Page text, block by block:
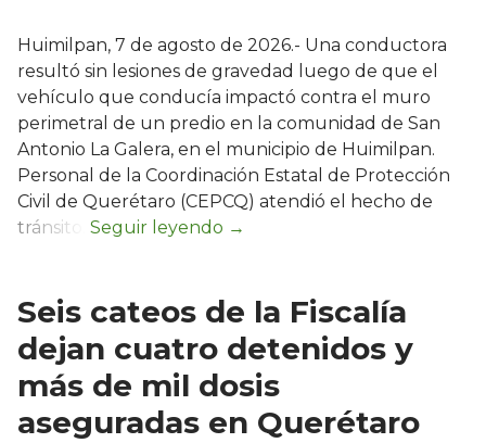
Huimilpan, 7 de agosto de 2026.- Una conductora
resultó sin lesiones de gravedad luego de que el
vehículo que conducía impactó contra el muro
perimetral de un predio en la comunidad de San
Antonio La Galera, en el municipio de Huimilpan.
Personal de la Coordinación Estatal de Protección
Civil de Querétaro (CEPCQ) atendió el hecho de
tránsito.
Seis cateos de la Fiscalía
dejan cuatro detenidos y
más de mil dosis
aseguradas en Querétaro